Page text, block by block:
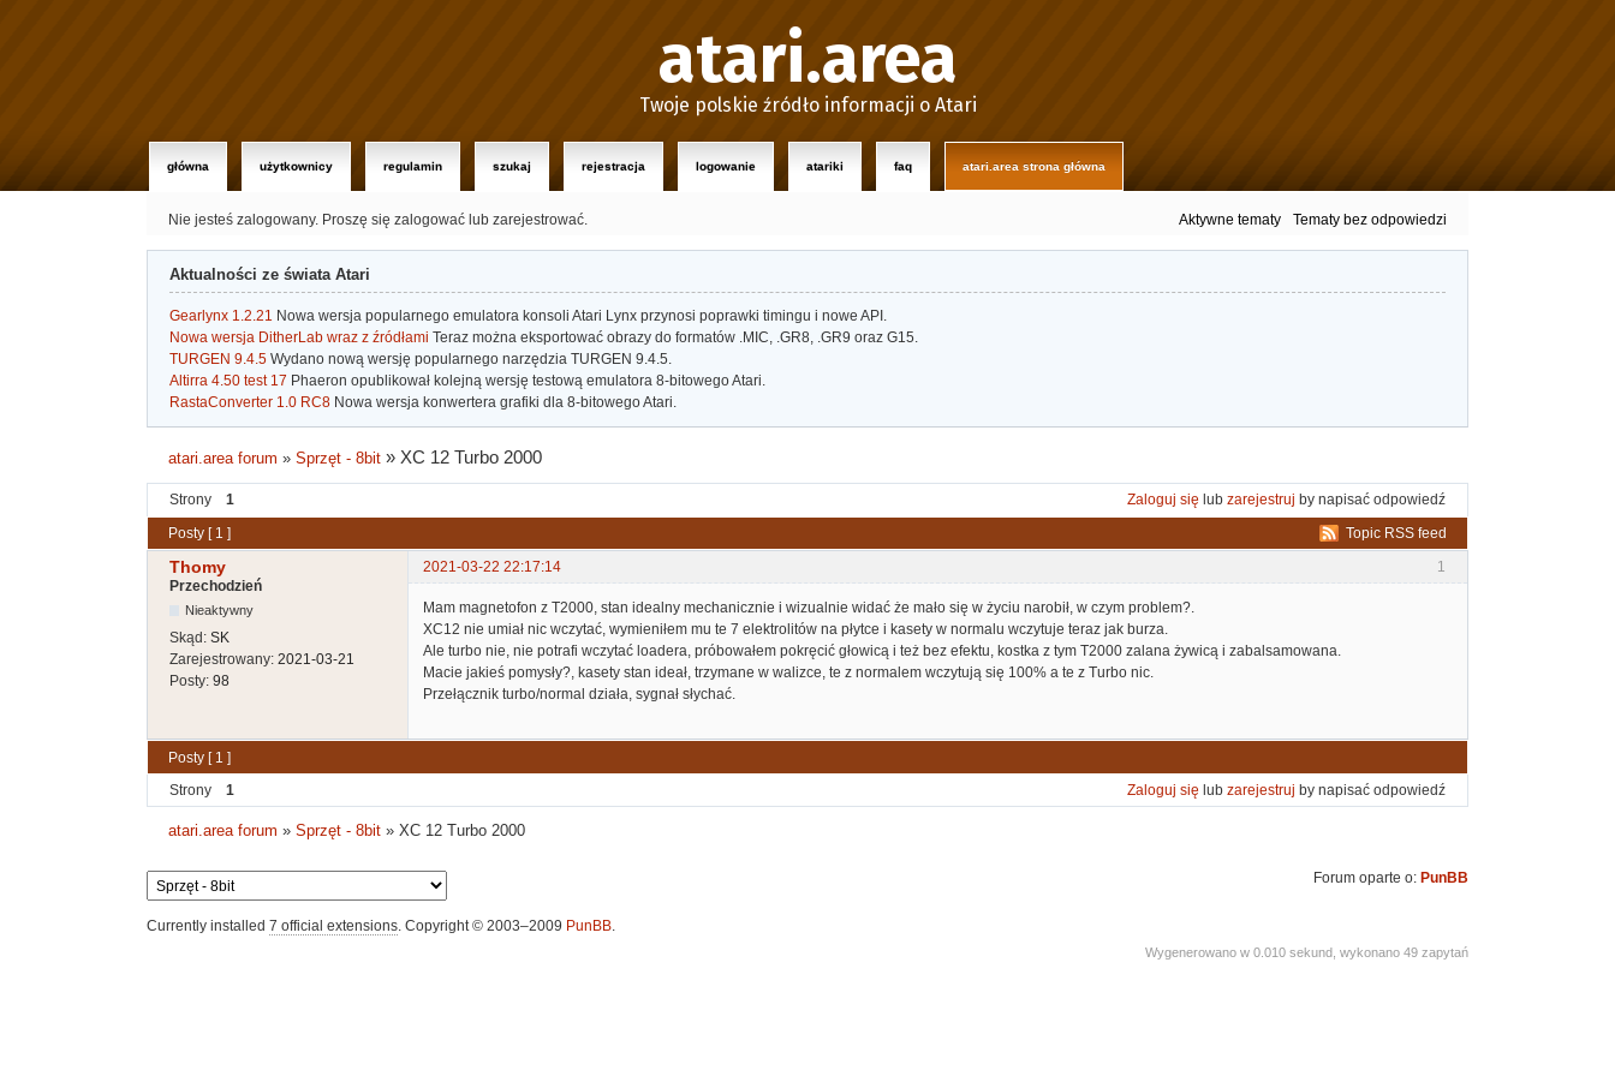
atari.area
Twoje polskie źródło informacji o Atari
główna użytkownicy regulamin szukaj rejestracja logowanie atariki faq atari.area strona główna
Nie jesteś zalogowany. Proszę się zalogować lub zarejestrować. Aktywne tematy Tematy bez odpowiedzi
Aktualności ze świata Atari
Gearlynx 1.2.21 Nowa wersja popularnego emulatora konsoli Atari Lynx przynosi poprawki timingu i nowe API.
Nowa wersja DitherLab wraz z źródłami Teraz można eksportować obrazy do formatów .MIC, .GR8, .GR9 oraz G15.
TURGEN 9.4.5 Wydano nową wersję popularnego narzędzia TURGEN 9.4.5.
Altirra 4.50 test 17 Phaeron opublikował kolejną wersję testową emulatora 8-bitowego Atari.
RastaConverter 1.0 RC8 Nowa wersja konwertera grafiki dla 8-bitowego Atari.
atari.area forum »Sprzęt - 8bit » XC 12 Turbo 2000
Strony 1 Zaloguj się lub zarejestruj by napisać odpowiedź
Topic RSS feed
Posty [ 1 ]
1
Thomy
2021-03-22 22:17:14
Przechodzień
Nieaktywny
Skąd: SK
Zarejestrowany: 2021-03-21
Posty: 98
Mam magnetofon z T2000, stan idealny mechanicznie i wizualnie widać że mało się w życiu narobił, w czym problem?.
XC12 nie umiał nic wczytać, wymieniłem mu te 7 elektrolitów na płytce i kasety w normalu wczytuje teraz jak burza.
Ale turbo nie, nie potrafi wczytać loadera, próbowałem pokręcić głowicą i też bez efektu, kostka z tym T2000 zalana żywicą i zabalsamowana.
Macie jakieś pomysły?, kasety stan ideał, trzymane w walizce, te z normalem wczytują się 100% a te z Turbo nic.
Przełącznik turbo/normal działa, sygnał słychać.
Posty [ 1 ]
Strony
1 Zaloguj się lub zarejestruj by napisać odpowiedź
atari.area forum »Sprzęt - 8bit »XC 12 Turbo 2000
Forum oparte o: PunBB
Currently installed 7 official extensions. Copyright © 2003–2009 PunBB.
Wygenerowano w 0.010 sekund, wykonano 49 zapytań